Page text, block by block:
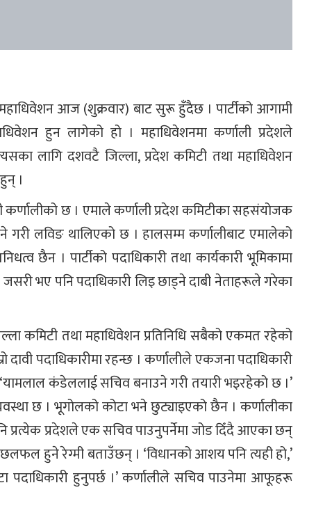
महाधिवेशन आज (शुक्रवार) बाट सुरू हुँदैछ । पार्टीको आगामी
हुन लागेको हो । महाधिवेशनमा कर्णाली प्रदेशले
लागि दशवटै जिल्ला, प्रदेश कमिटी तथा महाधिवेशन
।
कर्णालीको छ । एमाले कर्णाली प्रदेश कमिटीका सहसंयोजक
गरी लविङ थालिएको छ । हालसम्म कर्णालीबाट एमालेको
छैन । पार्टीको पदाधिकारी तथा कार्यकारी भूमिकामा
भए पनि पदाधिकारी लिइ छाड्ने दाबी नेताहरूले गरेका
कमिटी तथा महाधिवेशन प्रतिनिधि सबैको एकमत रहेको
दावी पदाधिकारीमा रहन्छ । कर्णालीले एकजना पदाधिकारी
कंडेललाई सचिव बनाउने गरी तयारी भइरहेको छ ।’
छ । भूगोलको कोटा भने छुट्याइएको छैन । कर्णालीका
प्रत्येक प्रदेशले एक सचिव पाउनुपर्नेमा जोड दिँदै आएका छन्
छलफल हुने रेग्मी बताउँछन् । ‘विधानको आशय पनि त्यही हो,’
पदाधिकारी हुनुपर्छ ।’ कर्णालीले सचिव पाउनेमा आफूहरू